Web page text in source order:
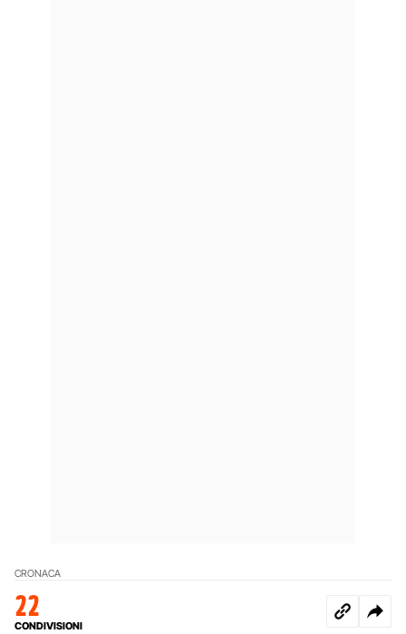
CRONACA
22
CONDIVISIONI